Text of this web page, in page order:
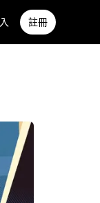
註冊